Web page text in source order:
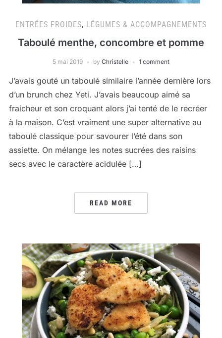
ENTRÉES FROIDES, LÉGUMES & ACCOMPAGNEMENTS
Taboulé menthe, concombre et pomme
5 mai 2019 by Christelle 1 comment
J’avais gouté un taboulé similaire l’année dernière lors
d’un brunch chez Yeti. J’avais beaucoup aimé sa
fraicheur et son croquant alors j’ai tenté de le recréer
à la maison. C’est vraiment une super alternative au
taboulé classique pour savourer l’été dans son
assiette. On mélange les notes sucrées des raisins
secs avec le caractère acidulée […]
READ MORE